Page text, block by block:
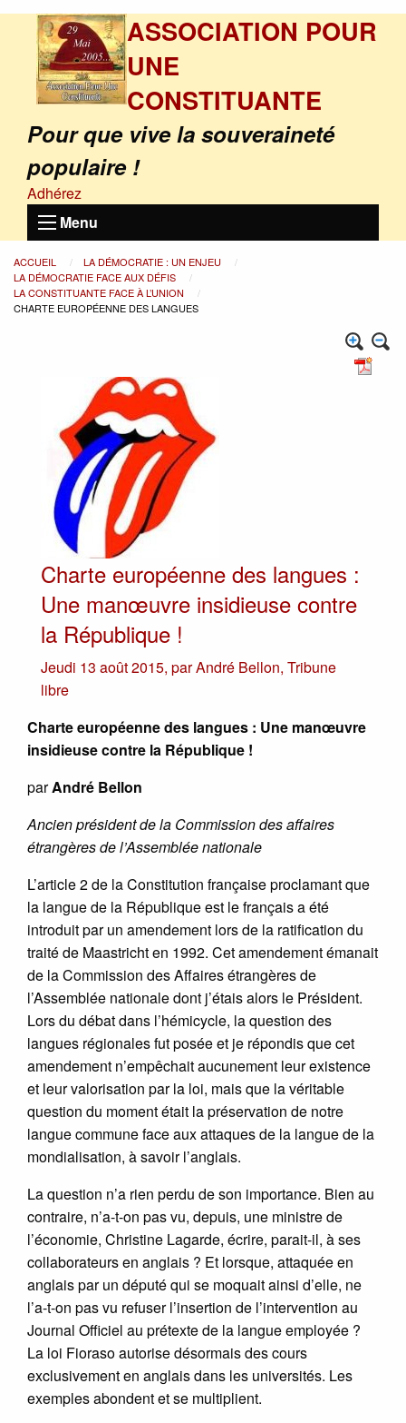
ASSOCIATION POUR
UNE
CONSTITUANTE
Pour que vive la souveraineté
populaire !
Adhérez
Menu
ACCUEIL
LA DÉMOCRATIE : UN ENJEU
LA DÉMOCRATIE FACE AUX DÉFIS
LA CONSTITUANTE FACE À L’UNION
CHARTE EUROPÉENNE DES LANGUES
Charte européenne des langues :
Une manœuvre insidieuse contre
la République !
Jeudi 13 août 2015, parAndré Bellon, Tribune
libre
Charte européenne des langues : Une manœuvre
insidieuse contre la République !
parAndré Bellon
Ancien président de la Commission des affaires
étrangères de l’Assemblée nationale
L’article 2 de la Constitution française proclamant que
la langue de la République est le français a été
introduit par un amendement lors de la ratification du
traité de Maastricht en 1992. Cet amendement émanait
de la Commission des Affaires étrangères de
l’Assemblée nationale dont j’étais alors le Président.
Lors du débat dans l’hémicycle, la question des
langues régionales fut posée et je répondis que cet
amendement n’empêchait aucunement leur existence
et leur valorisation par la loi, mais que la véritable
question du moment était la préservation de notre
langue commune face aux attaques de la langue de la
mondialisation, à savoir l’anglais.
La question n’a rien perdu de son importance. Bien au
contraire, n’a-t-on pas vu, depuis, une ministre de
l’économie, Christine Lagarde, écrire, parait-il, à ses
collaborateurs en anglais ? Et lorsque, attaquée en
anglais par un député qui se moquait ainsi d’elle, ne
l’a-t-on pas vu refuser l’insertion de l’intervention au
Journal Officiel au prétexte de la langue employée ?
La loi Fioraso autorise désormais des cours
exclusivement en anglais dans les universités. Les
exemples abondent et se multiplient.